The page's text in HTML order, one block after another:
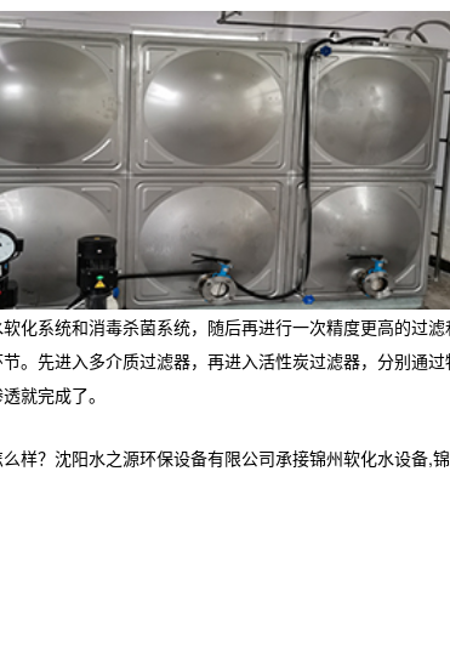
化系统和消毒杀菌系统，随后再进行一次精度更高的过
先进入多介质过滤器，再进入活性炭过滤器，分别通
就完成了。
样？沈阳水之源环保设备有限公司承接锦州软化水设备,